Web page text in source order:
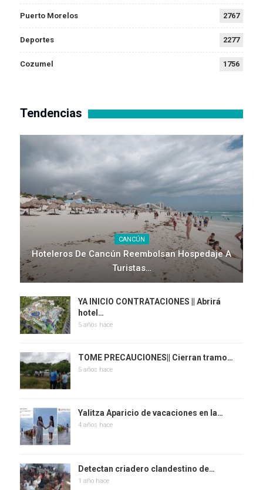
Puerto Morelos 2767
Deportes 2277
Cozumel 1756
Tendencias
CANCÚN
Hoteleros De Cancún Reembolsan Hospedaje A
Turistas…
YA INICIO CONTRATACIONES || Abrirá
hotel…
5 años hace
TOME PRECAUCIONES|| Cierran tramo…
5 años hace
Yalitza Aparicio de vacaciones en la…
4 años hace
Detectan criadero clandestino de…
1 año hace